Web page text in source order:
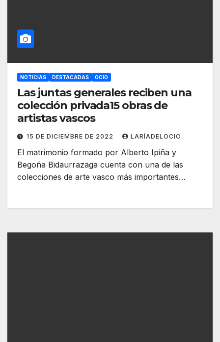
NOTICIAS DESTACADAS OCIO
Las juntas generales reciben una
colección privada15 obras de
artistas vascos
15 DE DICIEMBRE DE 2022 LARÍADELOCIO
El matrimonio formado por Alberto Ipiña y
Begoña Bidaurrazaga cuenta con una de las
colecciones de arte vasco más importantes…